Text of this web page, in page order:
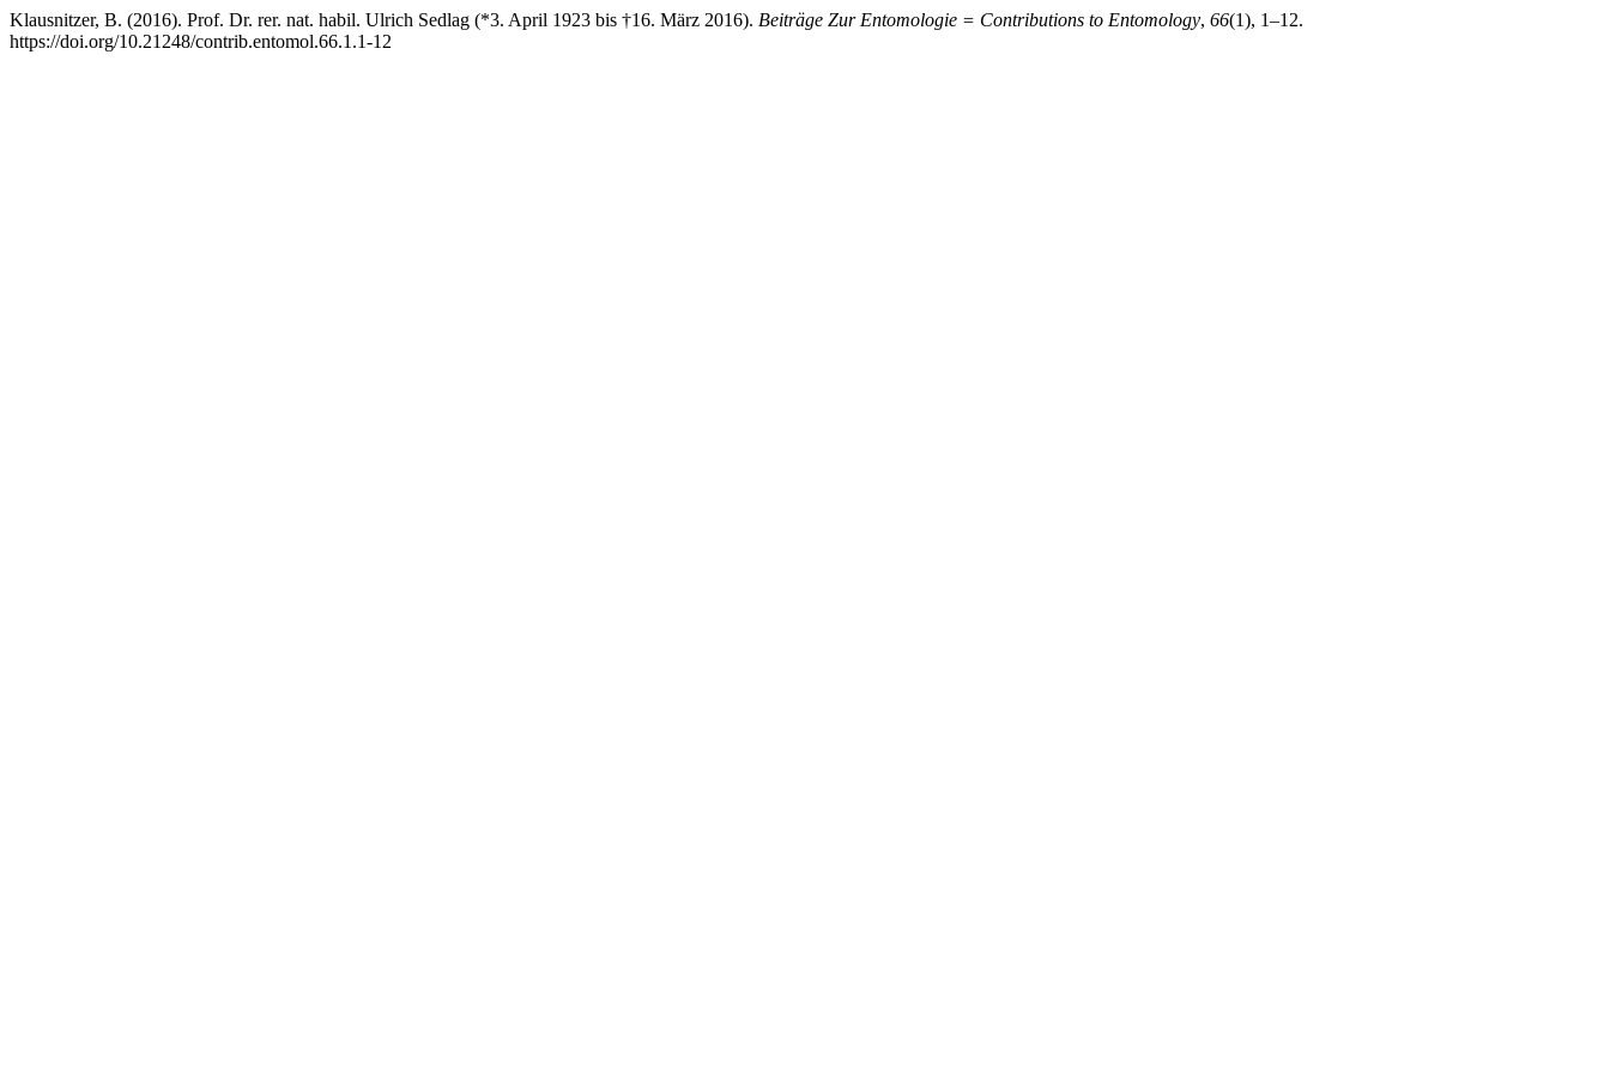
Klausnitzer, B. (2016). Prof. Dr. rer. nat. habil. Ulrich Sedlag (*3. April 1923 bis †16. März 2016). Beiträge Zur Entomologie = Contributions to Entomology, 66(1), 1–12.
https://doi.org/10.21248/contrib.entomol.66.1.1-12